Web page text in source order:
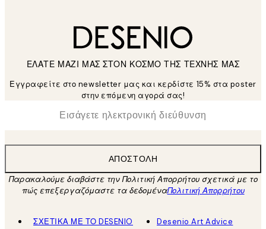
ΕΛΑΤΕ ΜΑΖΙ ΜΑΣ ΣΤΟΝ ΚΟΣΜΟ ΤΗΣ ΤΕΧΝΗΣ ΜΑΣ
Εγγραφείτε στο newsletter μας και κερδίστε 15% στα poster
στην επόμενη αγορά σας!
Ηλεκτρονική Διεύθυνση
ΑΠΟΣΤΟΛΉ
Παρακαλούμε διαβάστε την Πολιτική Απορρήτου σχετικά με το
πώς επεξεργαζόμαστε τα δεδομέναΠολιτική Απορρήτου
ΣΧΕΤΙΚΑ ΜΕ ΤΟ DESENIO
Desenio Art Advice